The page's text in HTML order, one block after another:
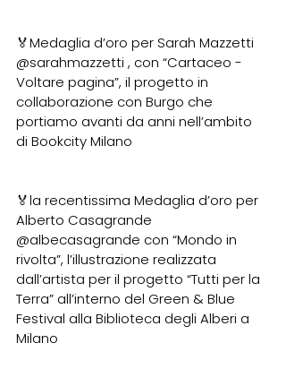
🏅Medaglia d’oro per Sarah Mazzetti
@sarahmazzetti , con “Cartaceo -
Voltare pagina”, il progetto in
collaborazione con Burgo che
portiamo avanti da anni nell’ambito
di Bookcity Milano
🏅la recentissima Medaglia d’oro per
Alberto Casagrande
@albecasagrande con “Mondo in
rivolta”, l’illustrazione realizzata
dall’artista per il progetto “Tutti per la
Terra” all’interno del Green & Blue
Festival alla Biblioteca degli Alberi a
Milano